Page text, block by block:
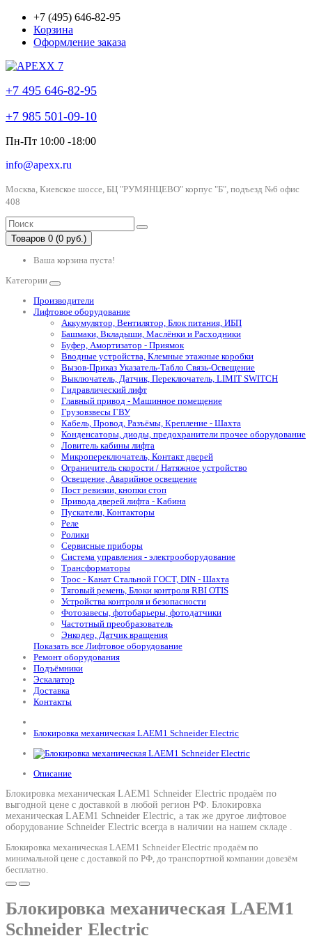
+7 (495) 646-82-95
Корзина
Оформление заказа
+7 495 646-82-95
+7 985 501-09-10
Пн-Пт 10:00 -18:00
info@apexx.ru
Москва, Киевское шоссе, БЦ "РУМЯНЦЕВО" корпус "Б", подъезд №6 офис
408
Товаров 0 (0 руб.)
Ваша корзина пуста!
Категории
Производители
Лифтовое оборудование
Аккумулятор, Вентилятор, Блок питания, ИБП
Башмаки, Вкладыши, Маслёнки и Расходники
Буфер, Амортизатор - Приямок
Вводные устройства, Клемные этажные коробки
Вызов-Приказ Указатель-Табло Связь-Освещение
Выключатель, Датчик, Переключатель, LIMIT SWITCH
Гидравлический лифт
Главный привод - Машинное помещение
Грузовзвесы ГВУ
Кабель, Провод, Разъёмы, Крепление - Шахта
Конденсаторы, диоды, предохранители прочее оборудование
Ловитель кабины лифта
Микропереключатель, Контакт дверей
Ограничитель скорости / Натяжное устройство
Освещение, Аварийное освещение
Пост ревизии, кнопки стоп
Привода дверей лифта - Кабина
Пускатели, Контакторы
Реле
Ролики
Сервисные приборы
Система управления - электрооборудование
Трансформаторы
Трос - Канат Стальной ГОСТ, DIN - Шахта
Тяговый ремень, Блоки контроля RBI OTIS
Устройства контроля и безопасности
Фотозавесы, фотобарьеры, фотодатчики
Частотный преобразователь
Энкодер, Датчик вращения
Показать все Лифтовое оборудование
Ремонт оборудования
Подъёмники
Эскалатор
Доставка
Контакты
Блокировка механическая LAEM1 Schneider Electric
Описание
Блокировка механическая LAEM1 Schneider Electric продаём по
выгодной цене с доставкой в любой регион РФ. Блокировка
механическая LAEM1 Schneider Electric, а так же другое лифтовое
оборудование Schneider Electric всегда в наличии на нашем складе .
Блокировка механическая LAEM1 Schneider Electric продаём по
минимальной цене с доставкой по РФ, до транспортной компании довезём
бесплатно.
Блокировка механическая LAEM1
Schneider Electric